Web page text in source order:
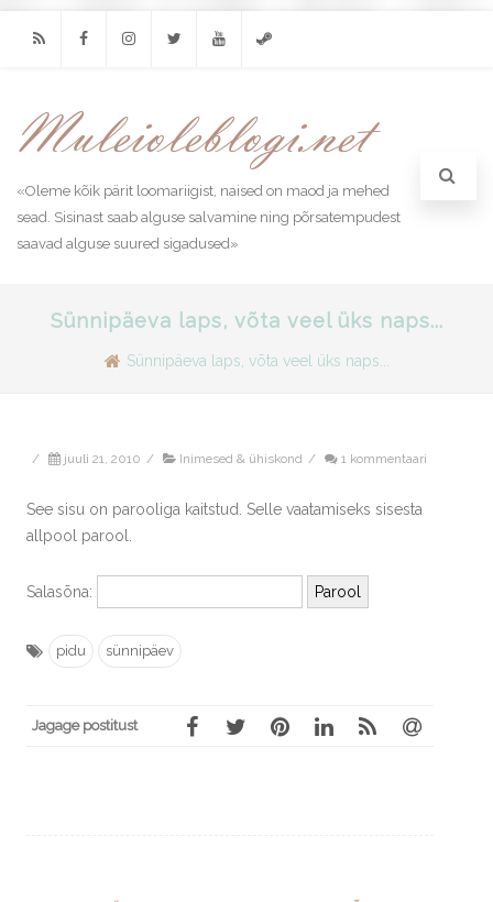
«Oleme kõik pärit loomariigist, naised on maod ja mehed
sead. Sisinast saab alguse salvamine ning põrsatempudest
saavad alguse suured sigadused»
Sünnipäeva laps, võta veel üks naps...
Sünnipäeva laps, võta veel üks naps...
/ juuli 21, 2010 / Inimesed & ühiskond / 1 kommentaari
See sisu on parooliga kaitstud. Selle vaatamiseks sisesta
allpool parool.
Salasõna:
pidu sünnipäev
Jagage postitust